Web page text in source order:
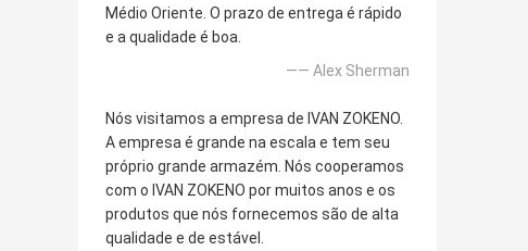
Médio Oriente. O prazo de entrega é rápido
e a qualidade é boa.
—— Alex Sherman
Nós visitamos a empresa de IVAN ZOKENO.
A empresa é grande na escala e tem seu
próprio grande armazém. Nós cooperamos
com o IVAN ZOKENO por muitos anos e os
produtos que nós fornecemos são de alta
qualidade e de estável.